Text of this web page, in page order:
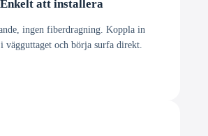
Enkelt att installera
ingen fiberdragning. Koppla in
vägguttaget och börja surfa direkt.